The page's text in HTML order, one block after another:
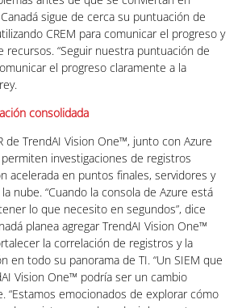
sigue de cerca su puntuación de
CREM para comunicar el progreso y
recursos. “Seguir nuestra puntuación de
el progreso claramente a la
consolidada
de TrendAI Vision One™, junto con Azure
permiten investigaciones de registros
acelerada en puntos finales, servidores y
nube. “Cuando la consola de Azure está
lo que necesito en segundos”, dice
planea agregar TrendAI Vision One™
la correlación de registros y la
en todo su panorama de TI. “Un SIEM que
Vision One™ podría ser un cambio
“Estamos emocionados de explorar cómo